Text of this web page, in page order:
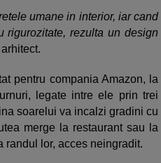
umane in interior, iar cand
rigurozitate, rezulta un design
pentru compania Amazon, la
legate intre ele prin trei
soarelui va incalzi gradini cu
merge la restaurant sau la
randul lor, acces neingradit.